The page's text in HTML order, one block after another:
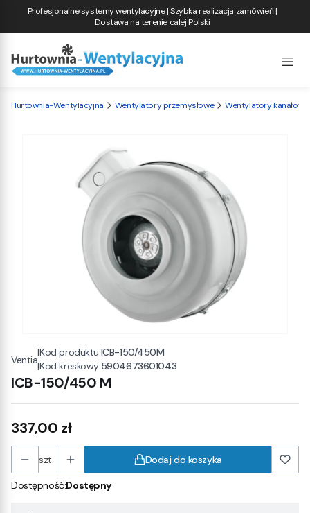
Profesjonalne systemy wentylacyjne | Szybka realizacja zamówień |
Dostawa na terenie całej Polski
Hurtownia-Wentylacyjna Wentylatory przemysłowe Wentylatory kanałowe
Ventia
|Kod produktu:ICB-150/450M
|Kod kreskowy:5904673601043
ICB-150/450 M
Cena
337,00 zł
szt. Dodaj do koszyka
Dostępność:Dostępny